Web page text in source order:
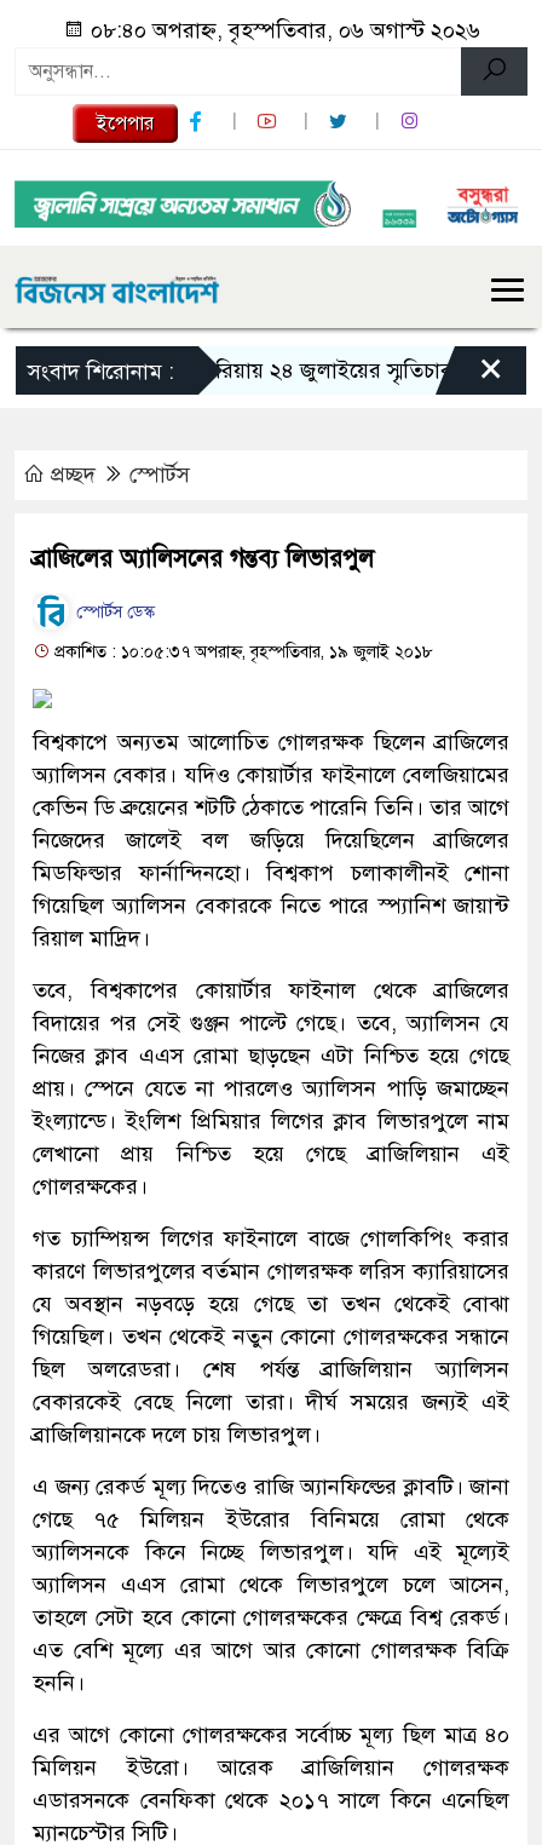
০৮:৪০ অপরাহ্ন, বৃহস্পতিবার, ০৬ অগাস্ট ২০২৬
ইপেপার
সংবাদ শিরোনাম :গজারিয়ায় ২৪ জুলাইয়ের স্মৃতিচারণ: গুমের×
প্রচ্ছদ স্পোর্টস
ব্রাজিলের অ্যালিসনের গন্তব্য লিভারপুল
স্পোর্টস ডেস্ক
প্রকাশিত : ১০:০৫:৩৭ অপরাহ্ন, বৃহস্পতিবার, ১৯ জুলাই ২০১৮
বিশ্বকাপে অন্যতম আলোচিত গোলরক্ষক ছিলেন ব্রাজিলের
অ্যালিসন বেকার। যদিও কোয়ার্টার ফাইনালে বেলজিয়ামের
কেভিন ডি ব্রুয়েনের শটটি ঠেকাতে পারেনি তিনি। তার আগে
নিজেদের জালেই বল জড়িয়ে দিয়েছিলেন ব্রাজিলের
মিডফিল্ডার ফার্নান্দিনহো। বিশ্বকাপ চলাকালীনই শোনা
গিয়েছিল অ্যালিসন বেকারকে নিতে পারে স্প্যানিশ জায়ান্ট
রিয়াল মাদ্রিদ।
তবে, বিশ্বকাপের কোয়ার্টার ফাইনাল থেকে ব্রাজিলের
বিদায়ের পর সেই গুঞ্জন পাল্টে গেছে। তবে, অ্যালিসন যে
নিজের ক্লাব এএস রোমা ছাড়ছেন এটা নিশ্চিত হয়ে গেছে
প্রায়। স্পেনে যেতে না পারলেও অ্যালিসন পাড়ি জমাচ্ছেন
ইংল্যান্ডে। ইংলিশ প্রিমিয়ার লিগের ক্লাব লিভারপুলে নাম
লেখানো প্রায় নিশ্চিত হয়ে গেছে ব্রাজিলিয়ান এই
গোলরক্ষকের।
গত চ্যাম্পিয়ন্স লিগের ফাইনালে বাজে গোলকিপিং করার
কারণে লিভারপুলের বর্তমান গোলরক্ষক লরিস ক্যারিয়াসের
যে অবস্থান নড়বড়ে হয়ে গেছে তা তখন থেকেই বোঝা
গিয়েছিল। তখন থেকেই নতুন কোনো গোলরক্ষকের সন্ধানে
ছিল অলরেডরা। শেষ পর্যন্ত ব্রাজিলিয়ান অ্যালিসন
বেকারকেই বেছে নিলো তারা। দীর্ঘ সময়ের জন্যই এই
ব্রাজিলিয়ানকে দলে চায় লিভারপুল।
এ জন্য রেকর্ড মূল্য দিতেও রাজি অ্যানফিল্ডের ক্লাবটি। জানা
গেছে ৭৫ মিলিয়ন ইউরোর বিনিময়ে রোমা থেকে
অ্যালিসনকে কিনে নিচ্ছে লিভারপুল। যদি এই মূল্যেই
অ্যালিসন এএস রোমা থেকে লিভারপুলে চলে আসেন,
তাহলে সেটা হবে কোনো গোলরক্ষকের ক্ষেত্রে বিশ্ব রেকর্ড।
এত বেশি মূল্যে এর আগে আর কোনো গোলরক্ষক বিক্রি
হননি।
এর আগে কোনো গোলরক্ষকের সর্বোচ্চ মূল্য ছিল মাত্র ৪০
মিলিয়ন ইউরো। আরেক ব্রাজিলিয়ান গোলরক্ষক
এডারসনকে বেনফিকা থেকে ২০১৭ সালে কিনে এনেছিল
ম্যানচেস্টার সিটি।